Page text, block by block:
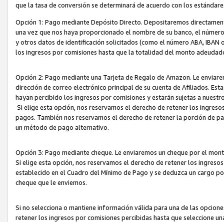
que la tasa de conversión se determinará de acuerdo con los
Opción 1: Pago mediante Depósito Directo. Depositaremos
una vez que nos haya proporcionado el nombre de su banco, el
y otros datos de identificación solicitados (como el número ABA,
los ingresos por comisiones hasta que la totalidad del monto
Opción 2: Pago mediante una Tarjeta de Regalo de Amazon. Le
dirección de correo electrónico principal de su cuenta de Afiliados.
hayan percibido los ingresos por comisiones y estarán sujetas a
Si elige esta opción, nos reservamos el derecho de retener los
pagos. También nos reservamos el derecho de retener la porción de
un método de pago alternativo.
Opción 3: Pago mediante cheque. Le enviaremos un cheque por el
Si elige esta opción, nos reservamos el derecho de retener los
establecido en el Cuadro del Mínimo de Pago y se deduzca un cargo
cheque que le enviemos.
Si no selecciona o mantiene información válida para una de las
retener los ingresos por comisiones percibidas hasta que seleccione